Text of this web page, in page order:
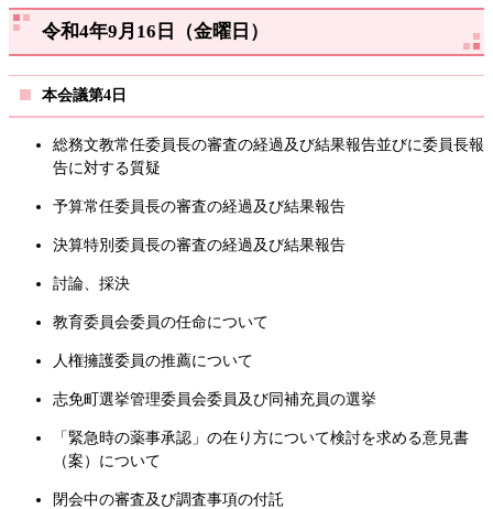
令和4年9月16日（金曜日）
本会議第4日
総務文教常任委員長の審査の経過及び結果報告並びに委員長報
告に対する質疑
予算常任委員長の審査の経過及び結果報告
決算特別委員長の審査の経過及び結果報告
討論、採決
教育委員会委員の任命について
人権擁護委員の推薦について
志免町選挙管理委員会委員及び同補充員の選挙
「緊急時の薬事承認」の在り方について検討を求める意見書
（案）について
閉会中の審査及び調査事項の付託